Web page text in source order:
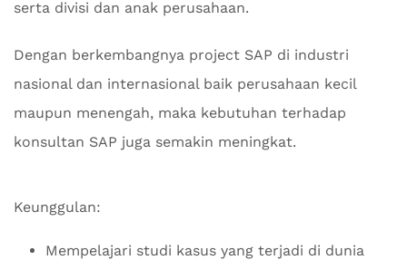
serta divisi dan anak perusahaan.
Dengan berkembangnya project SAP di industri
nasional dan internasional baik perusahaan kecil
maupun menengah, maka kebutuhan terhadap
konsultan SAP juga semakin meningkat.
Keunggulan:
Mempelajari studi kasus yang terjadi di dunia